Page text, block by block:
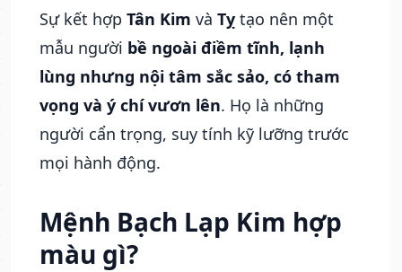
Sự kết hợp Tân Kim và Tỵ tạo nên một
mẫu người bề ngoài điềm tĩnh, lạnh
lùng nhưng nội tâm sắc sảo, có tham
vọng và ý chí vươn lên. Họ là những
người cẩn trọng, suy tính kỹ lưỡng trước
mọi hành động.
Mệnh Bạch Lạp Kim hợp
màu gì?